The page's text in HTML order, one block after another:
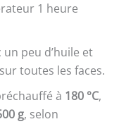
1 heure
un peu d’huile et
toutes les faces.
à 180 °C,
g, selon